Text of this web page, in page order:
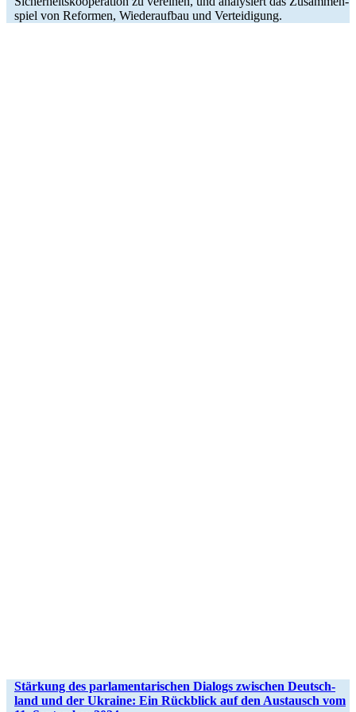
spiel von Refor­men, Wie­der­auf­bau und Verteidigung.
Stär­kung des par­la­men­ta­ri­schen Dialogs zwi­schen Deutsch­
land und der Ukraine: Ein Rück­blick auf den Aus­tausch vom